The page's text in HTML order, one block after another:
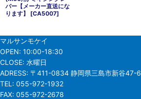
バー【メーカー直送にな
ります】 [CA5007]
マルサンモケイ
OPEN: 10:00-18:30
CLOSE: 水曜日
ADRESS: 〒411-0834 静岡県三島市新谷47-6
TEL: 055-972-1932
FAX: 055-972-2678